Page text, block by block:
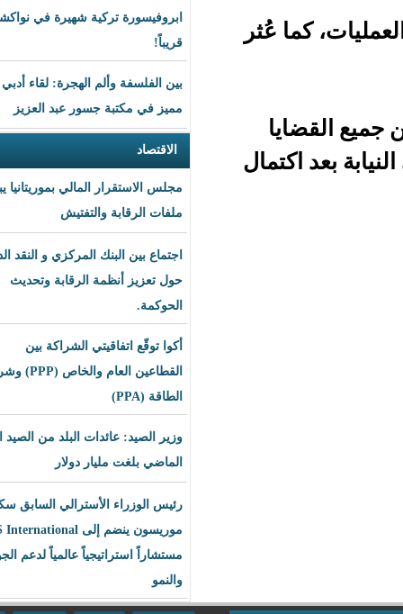
ابروفيسورة تركية شهيرة في نواكشوط
قريباً!
بين الفلسفة وألم الهجرة: لقاء أدبي
مميز في مكتبة جسور عبد العزيز
الاقتصاد
مجلس الاستقرار المالي بموريتانيا يبحث
ملفات الرقابة والتفتيش
اجتماع بين البنك المركزي و النقد الدولي
حول تعزيز أنظمة الرقابة وتحديث
أكوا توقّع اتفاقيتي الشراكة بين
القطاعين العام والخاص (PPP) وشراء
وزير الصيد: عائدات البلد من الصيد العام
الماضي بلغت مليار دولار
رئيس الوزراء الأسترالي السابق سكوت
موريسون ينضم إلى BLS International
مستشاراً استراتيجياً عالمياً لدعم الجودة
عُثر